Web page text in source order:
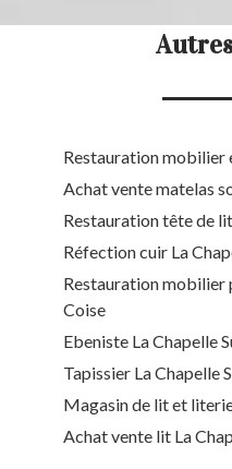
Restauration mobilier
Achat vente matelas
Restauration tête de
Réfection cuir La
Restauration mobilier
Coise
Ebeniste La Chapelle
Tapissier La Chapelle
Magasin de lit et
Achat vente lit La